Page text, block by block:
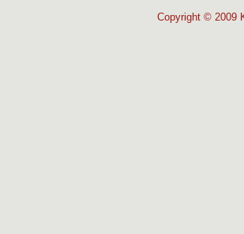
Copyright © 2009